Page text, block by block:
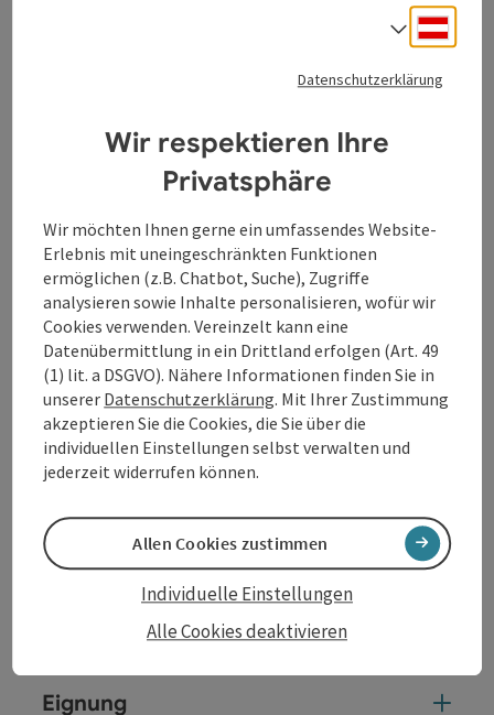
Zu einem Radausflug durch die Hügellandschaft des
Namen entsprechend begleitet er die Pram von Zell an
Hauptattraktion sind die zahlreichen Museen und
Heimathäuser an der Pramtaler Museumsstraße. Über
Andorf und Taufkirchen erreichen Sie schließlich das
die Tour auf dem Innradweg fortsetzen.
Tipps:
17 interessante Museen finden Sie entlang dieser
Strecke.
Diese Tour führt direkt an folgendem Kulinarikpartner
vorbei:
Landhotel Gasthof Bauböck
Tour und Routeninformationen
Anreise/Lage
Eignung
Datenschutzerklärung
Wir respektieren Ihre
Privatsphäre
Wir möchten Ihnen gerne ein umfassendes Website-
Erlebnis mit uneingeschränkten Funktionen
ermöglichen (z.B. Chatbot, Suche), Zugriffe
analysieren sowie Inhalte personalisieren, wofür wir
Cookies verwenden. Vereinzelt kann eine
Datenübermittlung in ein Drittland erfolgen (Art. 49
(1) lit. a DSGVO). Nähere Informationen finden Sie in
unserer Datenschutzerklärung. Mit Ihrer Zustimmung
akzeptieren Sie die Cookies, die Sie über die
individuellen Einstellungen selbst verwalten und
jederzeit widerrufen können.
Alle Cookies deaktivieren
Individuelle Einstellungen
Allen Cookies zustimmen